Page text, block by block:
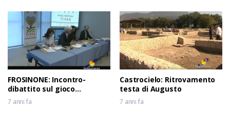
FROSINONE: Incontro-
dibattito sul gioco
d’azzardo
7 anni fa
Castrocielo: Ritrovamento
testa di Augusto
7 anni fa